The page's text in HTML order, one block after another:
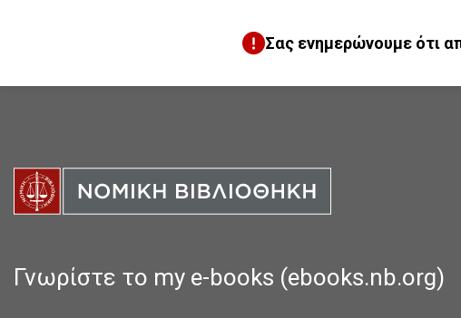
Σας ενημερώνουμε ότι
Γνωρίστε το my e-books (ebooks.nb.org)